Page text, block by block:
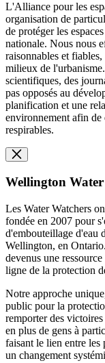
L'Alliance pour les
organisation de
de protéger les
nationale. Nous nous
raisonnables et
milieux de
scientifiques, des
pas opposés au
planification et une
environnement afin de
respirables.
Wellington
Les Water Watchers
fondée en 2007 pour
d'embouteillage d'eau
Wellington, en
devenus une
ligne de la protection
Notre approche
public pour la
remporter des
en plus de gens à
faisant le lien entre les
un changement